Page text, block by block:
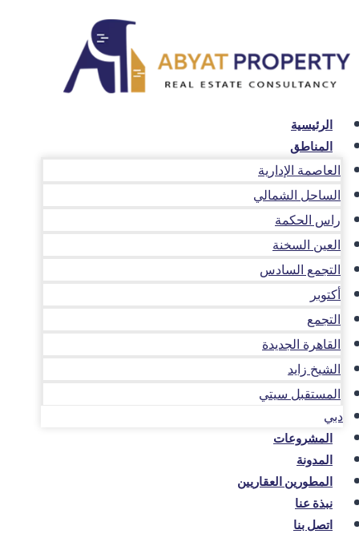
المحتوى
الرئيسية
المناطق
العاصمة الإدارية
الساحل الشمالي
راس الحكمة
العين السخنة
التجمع السادس
أكتوبر
التجمع
القاهرة الجديدة
الشيخ زايد
المستقبل سيتي
دبي
المشروعات
المدونة
المطورين العقاريين
نبذة عنا
اتصل بنا